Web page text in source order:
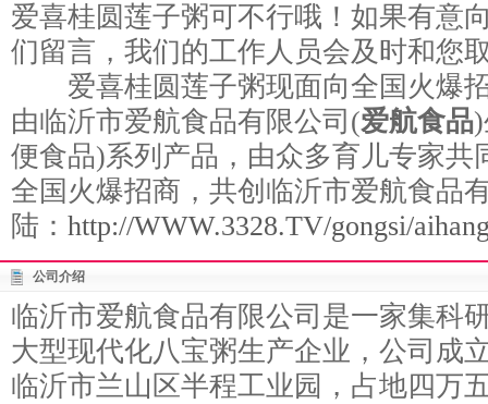
爱喜桂圆莲子粥可不行哦！如果有意
们留言，我们的工作人员会及时和您
爱喜桂圆莲子粥现面向全国火爆
由临沂市爱航食品有限公司(爱航食品
便食品)系列产品，由众多育儿专家共
全国火爆招商，共创临沂市爱航食品
陆： http://WWW.3328.TV/gongsi/
公司介绍
临沂市爱航食品有限公司是一家集科
大型现代化八宝粥生产企业，公司成
临沂市兰山区半程工业园，占地四万